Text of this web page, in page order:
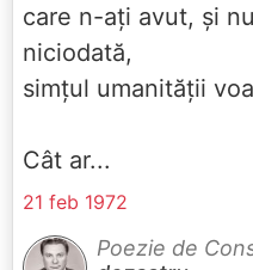
care n-ați avut, și
niciodată,
simțul umanității
Cât ar...
21 feb 1972
Poezie de